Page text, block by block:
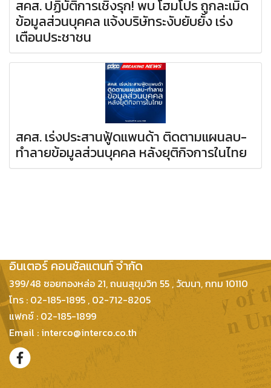
สคส. ปฏิบัติการเชิงรุก! พบ โฮมโปร ถูกละเมิด
ข้อมูลส่วนบุคคล แจ้งบริษัทระงับยับยั้ง เร่ง
เตือนประชาชน
สคส. เร่งประสานฟู้ดแพนด้า ติดตามแผนลบ-
ทำลายข้อมูลส่วนบุคคล หลังยุติกิจการในไทย
อินเตอร์ คอนซัลแตนท์ จำกัด
399/48 ซอยทองหล่อ 21, ถนนสุขุมวิท 55 , วัฒนา, กทม 10110
โทร : 02-185-1895 , 02-712-8205
แฟกซ์ : 02-185-1899
Email : interco@interco.co.th